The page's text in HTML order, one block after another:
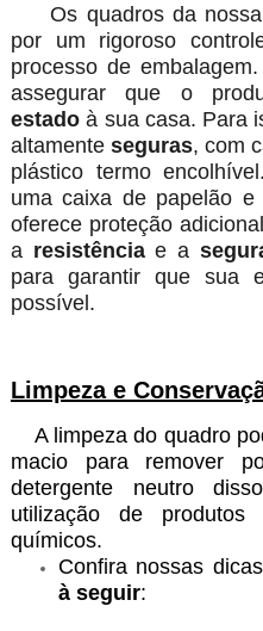
Os quadros da
por um rigoroso
processo de
assegurar que o
estadoà sua casa. Para
altamente seguras, com
plástico termo
uma caixa de papelão
oferece proteção
a resistênciae a
para garantir que sua
possível.
Limpeza e
A limpeza do quadro
macio para remover
detergente neutro
utilização de produtos
químicos.
Confira nossas
à seguir: